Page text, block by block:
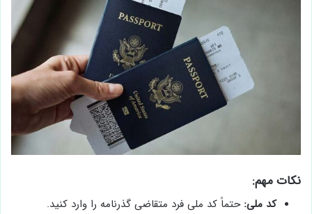
نکات مهم:
کد ملی: حتماً کد ملی فرد متقاضی گذرنامه را وارد کنید.